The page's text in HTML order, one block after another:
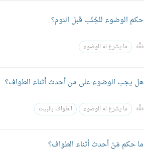
حكم الوضوء للجُنُب قبل النوم؟
ما يشرع له الوضوء
هل يجب الوضوء على من أحدث أثناء الطواف؟
ما يشرع له الوضوء الطواف بالبيت
ما حكم مَنْ أحدث أثناء الطواف؟